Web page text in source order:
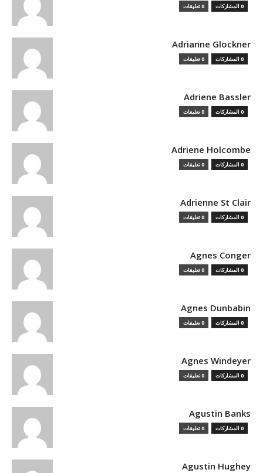
0 المشاركات 0 تعليقات
Adrianne Glockner
0 المشاركات 0 تعليقات
Adriene Bassler
0 المشاركات 0 تعليقات
Adriene Holcombe
0 المشاركات 0 تعليقات
Adrienne St Clair
0 المشاركات 0 تعليقات
Agnes Conger
0 المشاركات 0 تعليقات
Agnes Dunbabin
0 المشاركات 0 تعليقات
Agnes Windeyer
0 المشاركات 0 تعليقات
Agustin Banks
0 المشاركات 0 تعليقات
Agustin Hughey